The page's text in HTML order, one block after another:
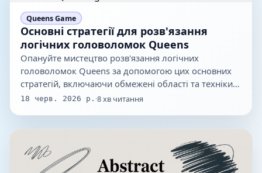
Queens Game
Основні стратегії для розв'язання
логічних головоломок Queens
Опануйте мистецтво розв'язання логічних
головоломок Queens за допомогою цих основних
стратегій, включаючи обмежені області та техніки…
18 черв. 2026 р. ·8хв читання